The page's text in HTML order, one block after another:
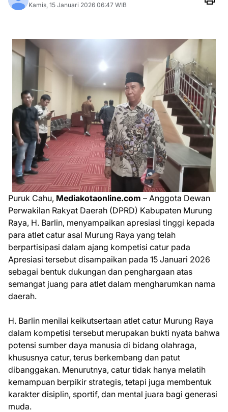
Kamis, 15 Januari 2026 06:47 WIB
Puruk Cahu, Mediakotaonline.com – Anggota Dewan
Perwakilan Rakyat Daerah (DPRD) Kabupaten Murung
Raya, H. Barlin, menyampaikan apresiasi tinggi kepada
para atlet catur asal Murung Raya yang telah
berpartisipasi dalam ajang kompetisi catur pada
Apresiasi tersebut disampaikan pada 15 Januari 2026
sebagai bentuk dukungan dan penghargaan atas
semangat juang para atlet dalam mengharumkan nama
daerah.
H. Barlin menilai keikutsertaan atlet catur Murung Raya
dalam kompetisi tersebut merupakan bukti nyata bahwa
potensi sumber daya manusia di bidang olahraga,
khususnya catur, terus berkembang dan patut
dibanggakan. Menurutnya, catur tidak hanya melatih
kemampuan berpikir strategis, tetapi juga membentuk
karakter disiplin, sportif, dan mental juara bagi generasi
muda.